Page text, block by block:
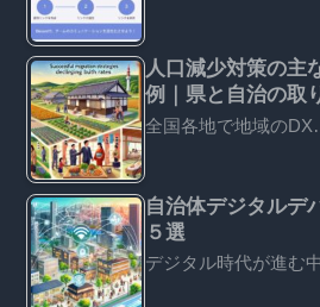
人口減少対策の主
例｜県と自治の取
全国各地で地域の
自治体デジタルデ
５選
デジタル時代が進む